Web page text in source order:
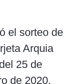
el sorteo de
Arquia
25 de
de 2020.